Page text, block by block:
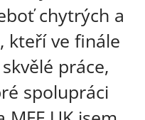
chytrých a
kteří ve finále
práce,
spolupráci